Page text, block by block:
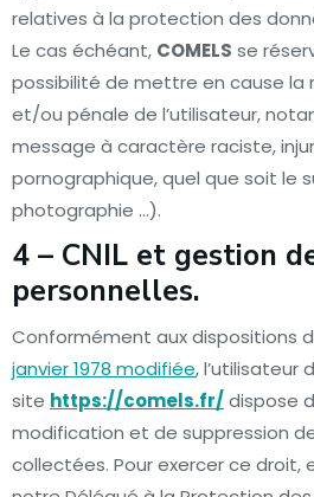
relatives à la protection des
Le cas échéant, COMELS se
possibilité de mettre en cause la
et/ou pénale de l’utilisateur,
message à caractère raciste,
pornographique, quel que soit le
photographie …).
4 – CNIL et gestion
personnelles.
Conformément aux dispositions
janvier 1978 modifiée, l’utilisateur
site https://comels.fr/dispose
modification et de suppression
collectées. Pour exercer ce droit,